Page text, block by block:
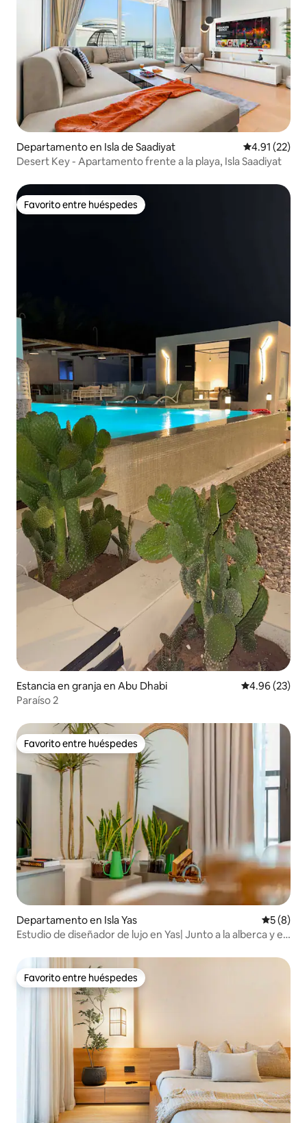
Departamento en Isla de Saadiyat Calificación
4.91 (22)
Desert Key - Apartamento frente a la playa, Isla Saadiyat
Favorito entre huéspedes
Favorito entre huéspedes
Estancia en granja en Abu Dhabi Calificación
4.96 (23)
Paraíso 2
Favorito entre huéspedes
Favorito entre huéspedes
Departamento en Isla Yas
5 (8)
Estudio de diseñador de lujo en Yas| Junto a la alberca y el
Favorito entre huéspedes
Favorito entre huéspedes